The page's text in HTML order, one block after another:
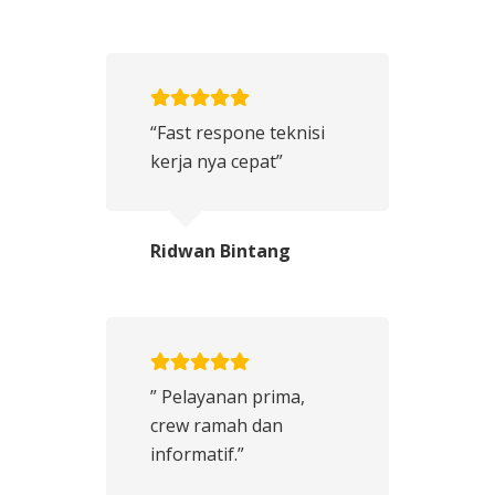
“Fast respone teknisi
kerja nya cepat”
Ridwan Bintang
” Pelayanan prima,
crew ramah dan
informatif.”